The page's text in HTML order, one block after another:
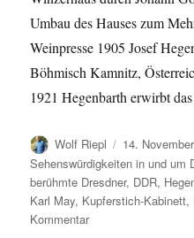
Umbau des Hauses zum
Weinpresse 1905 Josef
Böhmisch Kamnitz,
1921 Hegenbarth erwirbt
Autor
Wolf Riepl
Veröffentlicht
am
14.
Sehenswürdigkeiten in und um
berühmte Dresdner, DDR,
Karl May, Kupferstich-Kabinett,
Kommentarzu